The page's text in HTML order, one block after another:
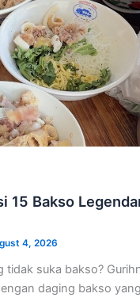
15 Bakso
4, 2026
tidak suka bakso?
daging bakso